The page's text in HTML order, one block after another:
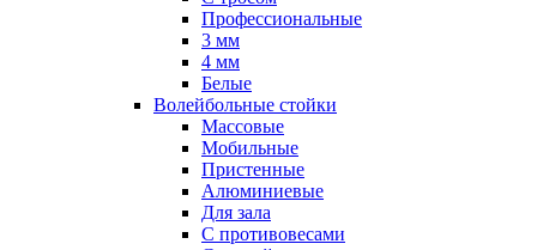
Профессиональные
3 мм
4 мм
Белые
Волейбольные стойки
Массовые
Мобильные
Пристенные
Алюминиевые
Для зала
С противовесами